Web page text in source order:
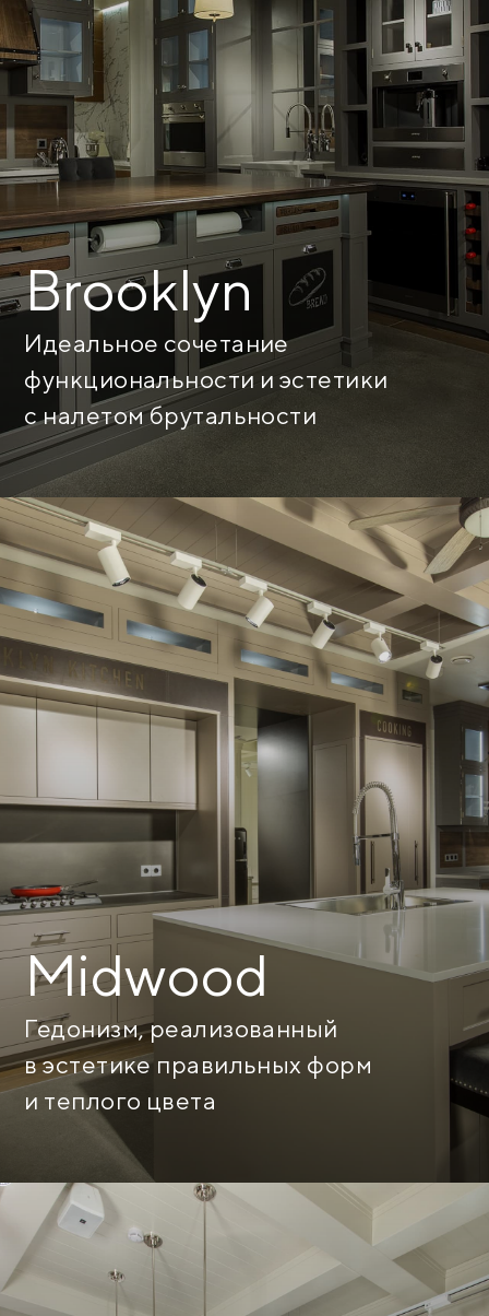
Brooklyn
Идеальное сочетание
функциональности и эстетики
с налетом брутальности
Midwood
Гедонизм, реализованный
в эстетике правильных форм
и теплого цвета